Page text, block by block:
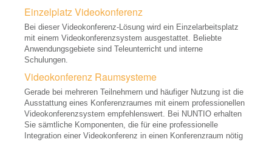
LCD, LED Displays
Plasma Displays
Digital Link/HD-BaseT
Touchscreen
Outdoor Displays
Einzelplatz Videokonferenz
Bei dieser Videokonferenz-Lösung wird ein Einzelarbeitsplatz
mit einem Videokonferenzsystem ausgestattet. Beliebte
Anwendungsgebiete sind Teleunterricht und interne
Schulungen.
Videokonferenz Raumsysteme
Gerade bei mehreren Teilnehmern und häufiger Nutzung ist die
Ausstattung eines Konferenzraumes mit einem professionellen
Videokonferenzsystem empfehlenswert. Bei NUNTIO erhalten
Sie sämtliche Komponenten, die für eine professionelle
Integration einer Videokonferenz in einen Konferenzraum nötig